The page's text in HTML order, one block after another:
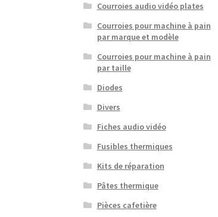
Courroies audio vidéo plates
Courroies pour machine à pain
par marque et modèle
Courroies pour machine à pain
par taille
Diodes
Divers
Fiches audio vidéo
Fusibles thermiques
Kits de réparation
Pâtes thermique
Pièces cafetière